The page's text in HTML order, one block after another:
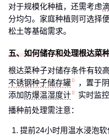
对于规模化种植，还需考虑
分均匀。家庭种植则可选择
松土等基础需求。
五、如何储存和处理根达菜
根达菜种子对储存条件有较
不锈钢种子储存罐
，置于
添加 防爆温湿度计
实时监控
播种前处理需注意：
提前24小时用温水浸泡软